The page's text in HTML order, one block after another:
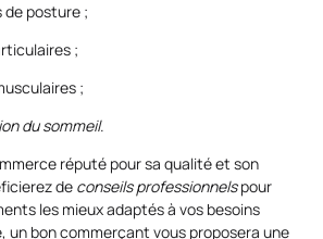
de posture ;
;
;
du sommeil.
réputé pour sa qualité et son
de conseils professionnelspour
les mieux adaptés à vos besoins
un bon commerçant vous proposera une